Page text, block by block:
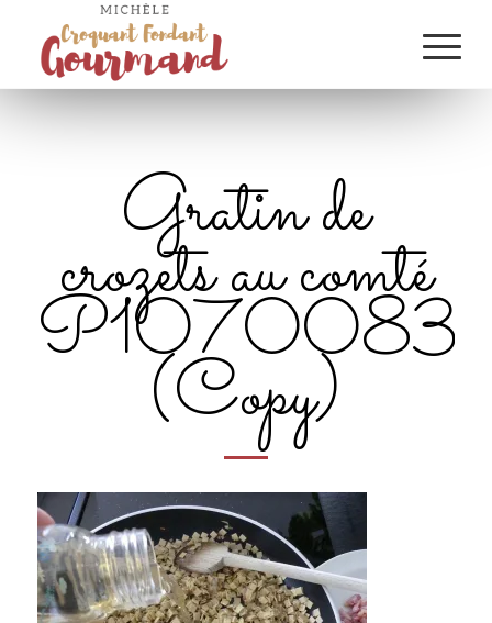
Gratin de
crozets au comté
P1070083
(Copy)